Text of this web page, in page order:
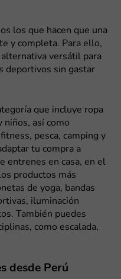
los que hacen que una
y completa. Para ello,
alternativa versátil para
deportivos sin gastar
que incluye ropa
niños, así como
pesca, camping y
tu compra a
entrenes en casa, en el
productos más
de yoga, bandas
iluminación
También puedes
como escalada,
desde Perú